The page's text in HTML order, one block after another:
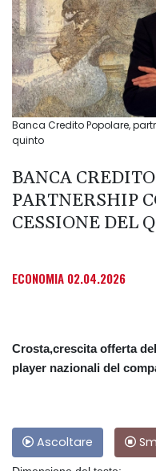
Banca Credito Popolare,
quinto
BANCA
PARTNERSHIP
CESSIONE DEL
ECONOMIA 02.04.2026
Crosta,crescita offerta
player nazionali del
Ascoltare